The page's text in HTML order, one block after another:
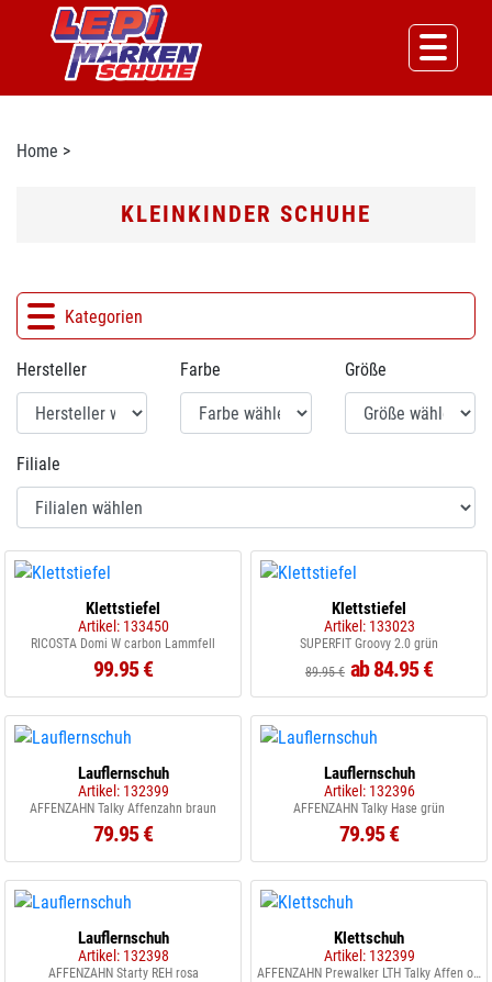
Home >
KLEINKINDER SCHUHE
Kategorien
Hersteller Farbe Größe
Filiale
Klettstiefel
Artikel: 133450
RICOSTA Domi W carbon Lammfell
99.95 €
Klettstiefel
Artikel: 133023
SUPERFIT Groovy 2.0 grün
89.95 € ab 84.95 €
Lauflernschuh
Artikel: 132399
AFFENZAHN Talky Affenzahn braun
79.95 €
Lauflernschuh
Artikel: 132396
AFFENZAHN Talky Hase grün
79.95 €
Lauflernschuh
Artikel: 132398
AFFENZAHN Starty REH rosa
Klettschuh
Artikel: 132399
AFFENZAHN Prewalker LTH Talky Affen orange beige